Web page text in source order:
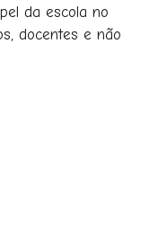
da escola no
docentes e não